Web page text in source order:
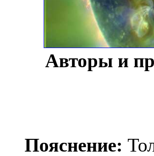
Авторы и
Пояснение: